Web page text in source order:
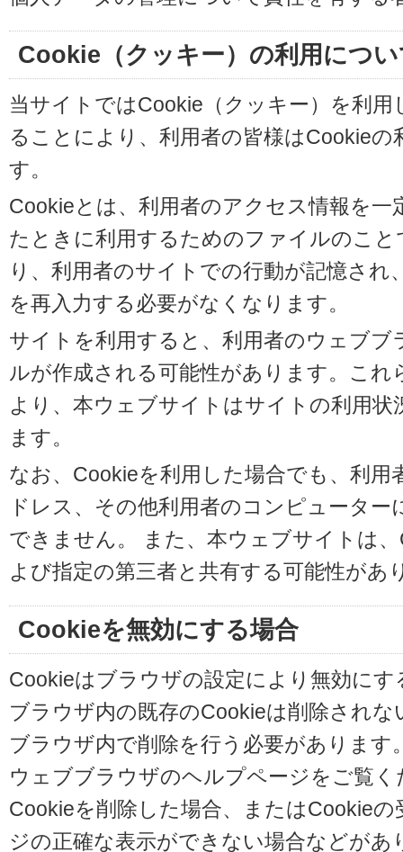
Cookie（クッキー）の利用につ
当サイトではCookie（クッキー）を利
ることにより、利用者の皆様はCookie
す。
Cookieとは、利用者のアクセス情報を
たときに利用するためのファイルのこ
り、利用者のサイトでの行動が記憶さ
を再入力する必要がなくなります。
サイトを利用すると、利用者のウェブ
ルが作成される可能性があります。こ
より、本ウェブサイトはサイトの利用
ます。
なお、Cookieを利用した場合でも、利用
ドレス、その他利用者のコンピュータ
できません。 また、本ウェブサイトは
よび指定の第三者と共有する可能性があ
Cookieを無効にする場合
Cookieはブラウザの設定により無効に
ブラウザ内の既存のCookieは削除され
ブラウザ内で削除を行う必要があります
ウェブブラウザのヘルプページをご覧く
Cookieを削除した場合、またはCookie
ジの正確な表示ができない場合などが